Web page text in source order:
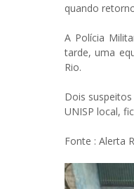
quando
A Polícia
tarde, uma
Rio.
Dois
UNISP local,
Fonte : Alerta